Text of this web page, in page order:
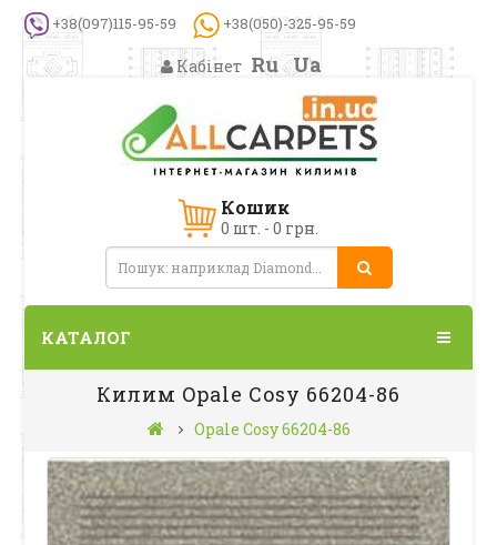
+38(097)115-95-59 +38(050)-325-95-59
Кабінет Ru Ua
Кошик
0 шт. - 0 грн.
КАТАЛОГ
Килим Opale Cosy 66204-86
Opale Cosy 66204-86